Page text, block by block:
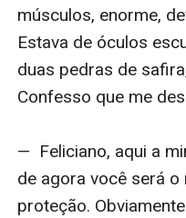
músculos, enorme,
Estava de óculos
duas pedras de
Confesso que me
—  Feliciano, aqui a
de agora você será o
proteção.